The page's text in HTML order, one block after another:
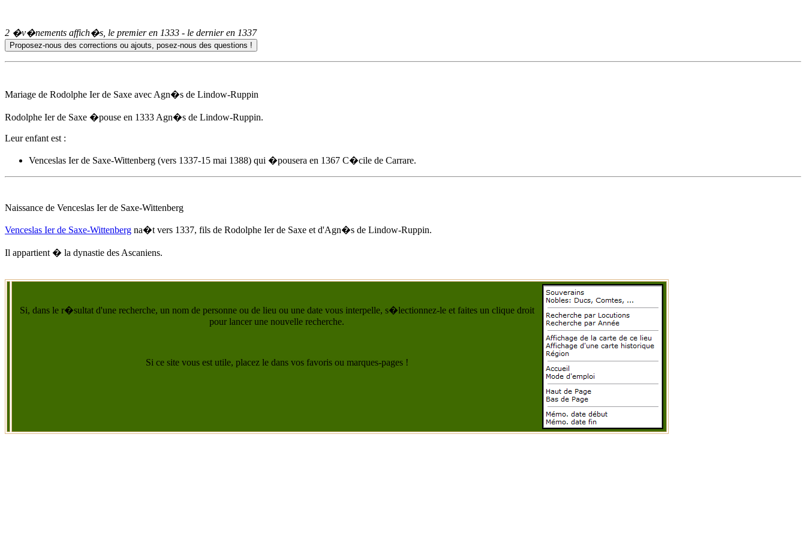
2 �v�nements affich�s, le premier en 1333 - le dernier en 1337
Mariage de Rodolphe Ier de Saxe avec Agn�s de Lindow-Ruppin
Rodolphe Ier de Saxe �pouse en 1333 Agn�s de Lindow-Ruppin.
Leur enfant est :
Venceslas Ier de Saxe-Wittenberg (vers 1337-15 mai 1388) qui �pousera en 1367 C�cile de Carrare.
Naissance de Venceslas Ier de Saxe-Wittenberg
Venceslas Ier de Saxe-Wittenberg na�t vers 1337, fils de Rodolphe Ier de Saxe et d'Agn�s de Lindow-Ruppin.
Il appartient � la dynastie des Ascaniens.
Si, dans le r�sultat d'une recherche, un nom de personne ou de lieu ou une date vous interpelle, s�lectionnez-le et faites un clique droit
pour lancer une nouvelle recherche.
Si ce site vous est utile, placez le dans vos favoris ou marques-pages !